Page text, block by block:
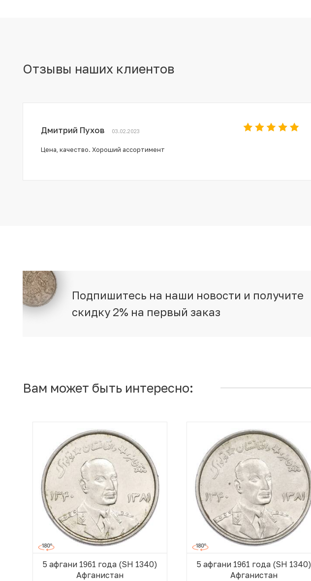
Отзывы наших клиентов
Дмитрий Пухов 03.02.2023
Цена, качество. Хороший ассортимент
Подпишитесь на наши новости и получите
скидку 2% на первый заказ
Вам может быть интересно:
5 афгани 1961 года (SH 1340)
Афганистан
5 афгани 1961 года (SH 1340)
Афганистан